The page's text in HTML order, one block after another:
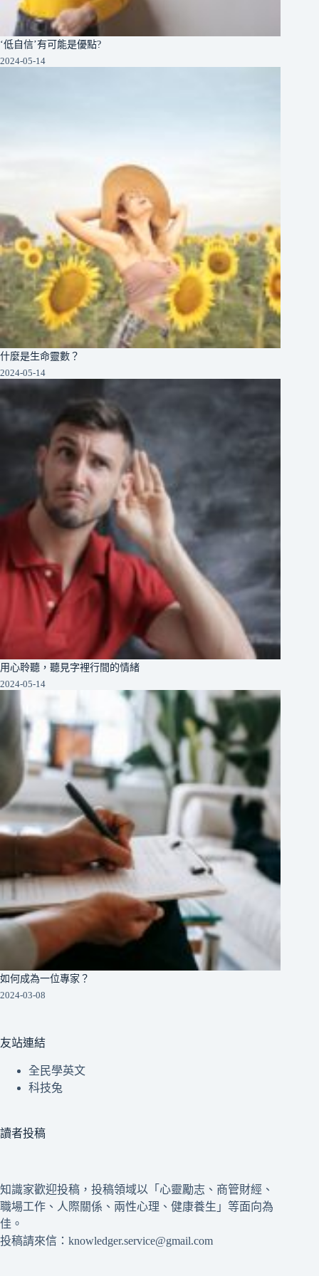
‘低自信’有可能是優點?
2024-05-14
什麼是生命靈數？
2024-05-14
用心聆聽，聽見字裡行間的情緒
2024-05-14
如何成為一位專家？
2024-03-08
友站連結
全民學英文
科技兔
讀者投稿
知識家歡迎投稿，投稿領域以「心靈勵志、商管財經、
職場工作、人際關係、兩性心理、健康養生」等面向為
佳。
投稿請來信：knowledger.service@gmail.com